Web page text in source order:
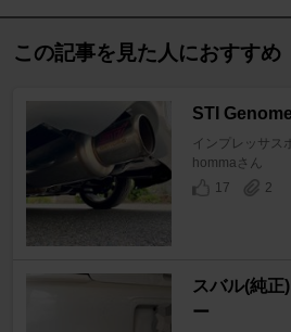
この記事を見た人におすすめ
STI
インプレッサス
hommaさん
17
2
スバル(純正
ー